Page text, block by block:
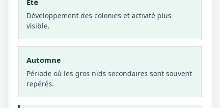
Été
Développement des colonies et activité plus
visible.
Automne
Période où les gros nids secondaires sont souvent
repérés.